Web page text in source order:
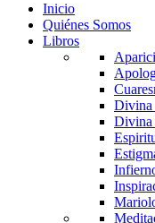
Inicio
Quiénes Somos
Libros
Divina
Divina